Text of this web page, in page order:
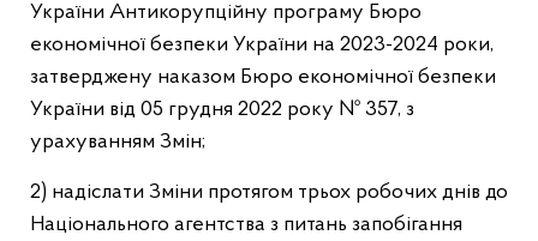
України Антикорупційну програму Бюро
економічної безпеки України на 2023-2024 роки,
затверджену наказом Бюро економічної безпеки
України від 05 грудня 2022 року № 357, з
урахуванням Змін;
2) надіслати Зміни протягом трьох робочих днів до
Національного агентства з питань запобігання